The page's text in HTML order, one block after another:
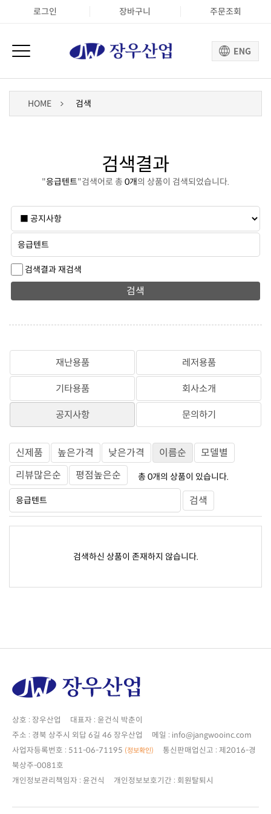
로그인 장바구니 주문조회
HOME 검색
검색결과
"응급텐트"검색어로 총 0개의 상품이 검색되었습니다.
검색결과 재검색
검색
재난용품 레저용품
기타용품 회사소개
공지사항 문의하기
신제품 높은가격 낮은가격 이름순
모델별
리뷰많은순
평점높은순 총 0개의 상품이 있습니다.
검색
검색하신 상품이 존재하지 않습니다.
상호 : 장우산업 대표자 : 윤건식 박춘이
주소 : 경북 상주시 외답 6길 46 장우산업 메일 : info@jangwooinc.com
사업자등록번호 : 511-06-71195 (정보확인)
북상주-0081호
개인정보관리책임자 : 윤건식 개인정보보호기간 : 회원탈퇴시